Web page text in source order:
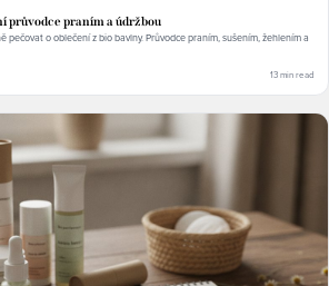
průvodce praním a údržbou
pečovat o oblečení z bio bavlny. Průvodce praním, sušením, žehlením a
13 min read